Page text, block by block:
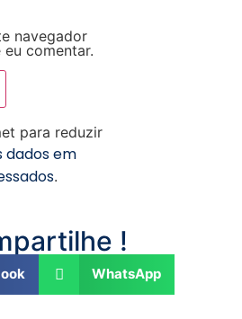
navegador
comentar.
para reduzir
dados em
.
!
WhatsApp